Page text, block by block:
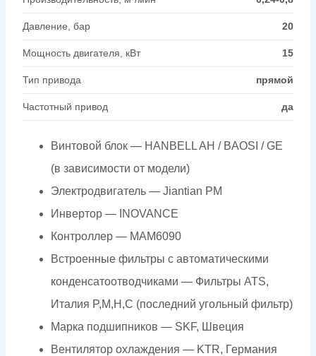
Давление, бар 20
Мощность двигателя, кВт 15
Тип привода прямой
Частотный привод да
Винтовой блок — HANBELL AH / BAOSI / GE
(в зависимости от модели)
Электродвигатель — Jiantian PM
Инвертор — INOVANCE
Контроллер — МАМ6090
Встроенные фильтры с автоматическими
конденсатоотводчиками — Фильтры ATS,
Италия P,M,H,C (последний угольный фильтр)
Марка подшипников — SKF, Швеция
Вентилятор охлаждения — KTR, Германия